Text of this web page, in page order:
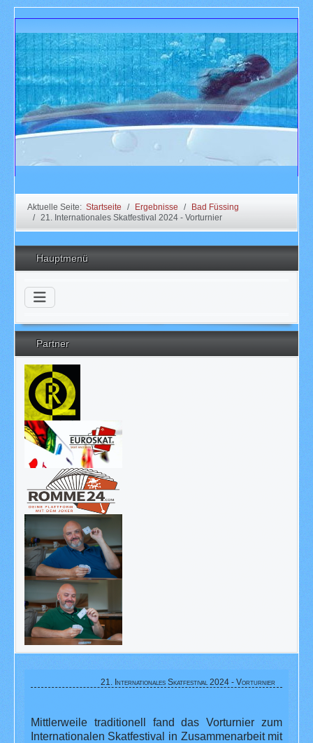
Aktuelle Seite: Startseite Ergebnisse
Bad Füssing
21. Internationales Skatfestival 2024 - Vorturnier
Hauptmenü
Partner
21. Internationales Skatfestival 2024 - Vorturnier
Mittlerweile traditionell fand das Vorturnier zum
Internationalen Skatfestival in Zusammenarbeit mit